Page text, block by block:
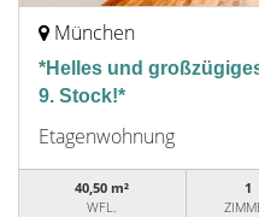
München
*Helles und
9. Stock!*
Etagenwohnung
40,50 m²
WFL.
1